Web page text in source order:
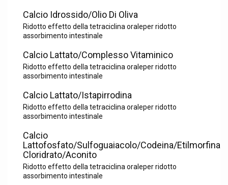
Calcio Idrossido/Olio Di Oliva
Ridotto effetto della tetraciclina oraleper ridotto
assorbimento intestinale
Calcio Lattato/Complesso Vitaminico
Ridotto effetto della tetraciclina oraleper ridotto
assorbimento intestinale
Calcio Lattato/Istapirrodina
Ridotto effetto della tetraciclina oraleper ridotto
assorbimento intestinale
Calcio
Lattofosfato/Sulfoguaiacolo/Codeina/Etilmorfina
Cloridrato/Aconito
Ridotto effetto della tetraciclina oraleper ridotto
assorbimento intestinale